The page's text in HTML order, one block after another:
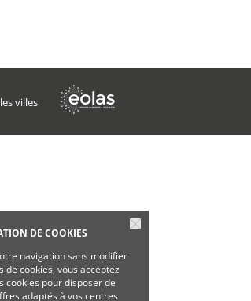
DE COOKIES
navigation sans modifier
de cookies, vous acceptez
cookies pour disposer de
adaptés à vos centres
villes